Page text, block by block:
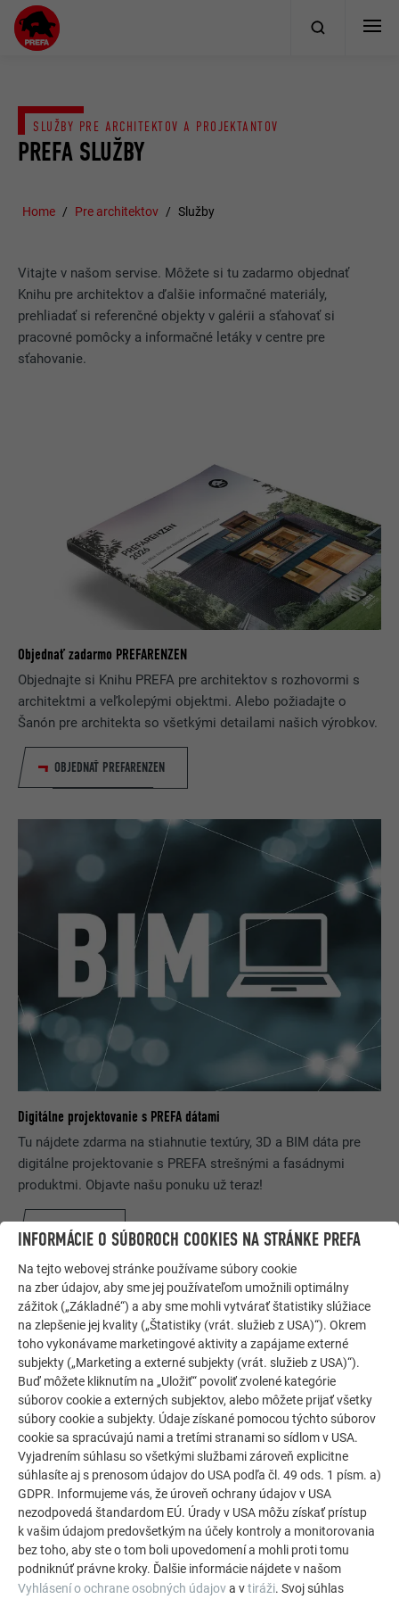
PREFA SLUŽBY
SLUŽBY PRE ARCHITEKTOV A PROJEKTANTOV
Home Pre architektov Služby
Vitajte v našom servise. Môžete si tu zadarmo objednať
Knihu pre architektov a ďalšie informačné materiály,
prehliadať si referenčné objekty v galérii a sťahovať si
pracovné pomôcky a informačné letáky v centre pre
sťahovanie.
Objednať zadarmo PREFARENZEN
Objednajte si Knihu PREFA pre architektov s rozhovormi s
architektmi a veľkolepými objektmi. Alebo požiadajte o
Šanón pre architekta so všetkými detailami našich výrobkov.
OBJEDNAŤ PREFARENZEN
Digitálne projektovanie s PREFA dátami
Tu nájdete zdarma na stiahnutie textúry, 3D a BIM dáta pre
digitálne projektovanie s PREFA strešnými a fasádnymi
produktmi. Objavte našu ponuku už teraz!
UČ SA VIAC
Konfigurátor PREFA pre strechy a fasády
Navrhnite si svoj (vysnívaný) dom pomocou online
konfigurátora PREFA. Na výber máte mnoho výrobkov
a farieb pre dizajn strechy a fasády.
INFORMÁCIE O SÚBOROCH COOKIES NA STRÁNKE PREFA
Na tejto webovej stránke používame súbory cookie
na zber údajov, aby sme jej používateľom umožnili optimálny
zážitok („Základné“) a aby sme mohli vytvárať štatistiky slúžiace
na zlepšenie jej kvality („Štatistiky (vrát. služieb z USA)“). Okrem
toho vykonávame marketingové aktivity a zapájame externé
subjekty („Marketing a externé subjekty (vrát. služieb z USA)“).
Buď môžete kliknutím na „Uložiť“ povoliť zvolené kategórie
súborov cookie a externých subjektov, alebo môžete prijať všetky
súbory cookie a subjekty. Údaje získané pomocou týchto súborov
cookie sa spracúvajú nami a tretími stranami so sídlom v USA.
Vyjadrením súhlasu so všetkými službami zároveň explicitne
súhlasíte aj s prenosom údajov do USA podľa čl. 49 ods. 1 písm. a)
GDPR. Informujeme vás, že úroveň ochrany údajov v USA
nezodpovedá štandardom EÚ. Úrady v USA môžu získať prístup
k vašim údajom predovšetkým na účely kontroly a monitorovania
bez toho, aby ste o tom boli upovedomení a mohli proti tomu
podniknúť právne kroky. Ďalšie informácie nájdete v našom
Vyhlásení o ochrane osobných údajova vtiráži. Svoj súhlas